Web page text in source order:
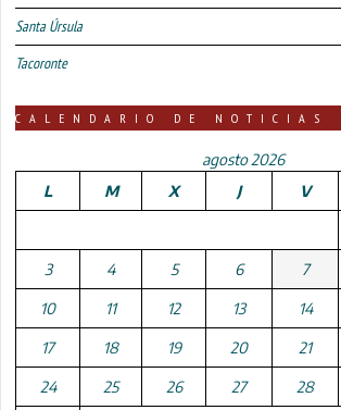
Santa Úrsula
Tacoronte
CALENDARIO DE NOTICIAS
agosto 2026
L
M X J V
3 4 5 6 7
10 11 12 13 14
17 18 19 20 21
24 25 26 27 28